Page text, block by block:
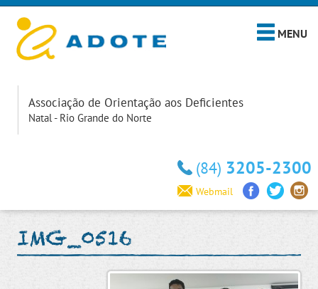
MENU
Associação de Orientação aos Deficientes
Natal - Rio Grande do Norte
(84) 3205-2300
Webmail
IMG_0516